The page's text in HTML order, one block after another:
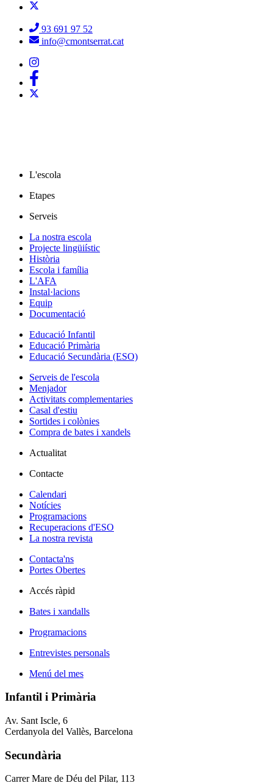
93 691 97 52
info@cmontserrat.cat
L'escola
Etapes
Serveis
La nostra escola
Projecte lingüiístic
Història
Escola i família
L'AFA
Instal·lacions
Equip
Documentació
Educació Infantil
Educació Primària
Educació Secundària (ESO)
Serveis de l'escola
Menjador
Activitats complementaries
Casal d'estiu
Sortides i colònies
Compra de bates i xandels
Actualitat
Contacte
Calendari
Notícies
Programacions
Recuperacions d'ESO
La nostra revista
Contacta'ns
Portes Obertes
Accés ràpid
Bates i xandalls
Programacions
Entrevistes personals
Menú del mes
Infantil i Primària
Av. Sant Iscle, 6
Cerdanyola del Vallès, Barcelona
Secundària
Carrer Mare de Déu del Pilar, 113